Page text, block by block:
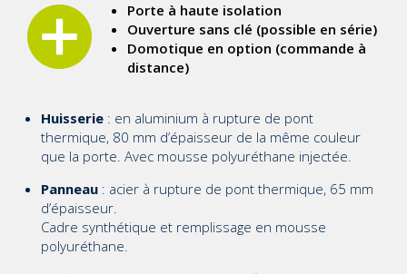
Porte à haute isolation
Ouverture sans clé (possible en série)
Domotique en option (commande à
distance)
Huisserie : en aluminium à rupture de pont
thermique, 80 mm d’épaisseur de la même couleur
que la porte. Avec mousse polyuréthane injectée.
Panneau : acier à rupture de pont thermique, 65 mm
d’épaisseur.
Cadre synthétique et remplissage en mousse
polyuréthane.